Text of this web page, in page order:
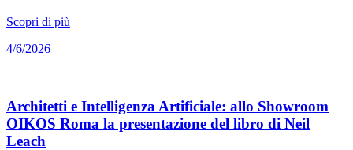
Scopri di più
4/6/2026
Architetti e Intelligenza Artificiale: allo Showroom
OIKOS Roma la presentazione del libro di Neil
Leach